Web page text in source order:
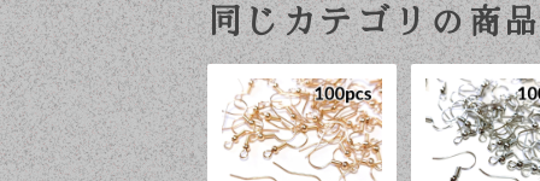
同じカテゴリの商